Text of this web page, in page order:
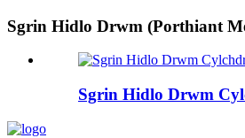
Sgrin Hidlo Drwm (Porthiant
Sgrin Hidlo Drwm